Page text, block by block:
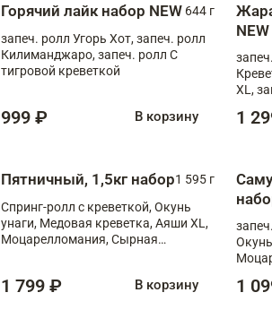
Горячий лайк набор NEW 644 г
запеч. ролл Угорь Хот, запеч. ролл
Килиманджаро, запеч. ролл С
тигровой креветкой
999 ₽ В корзину
NEW
XL,
1
Пятничный, 1,5кг набор1 595 г
Спринг-ролл с креветкой, Окунь
унаги, Медовая креветка, Аяши XL,
Моцарелломания, Сырная
1 799 ₽ В корзину 1